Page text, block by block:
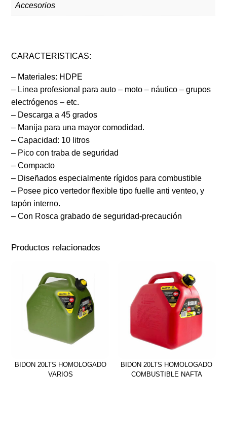
Accesorios
CARACTERISTICAS:
– Materiales: HDPE
– Linea profesional para auto – moto – náutico – grupos
electrógenos – etc.
– Descarga a 45 grados
– Manija para una mayor comodidad.
– Capacidad: 10 litros
– Pico con traba de seguridad
– Compacto
– Diseñados especialmente rígidos para combustible
– Posee pico vertedor flexible tipo fuelle anti venteo, y
tapón interno.
– Con Rosca grabado de seguridad-precaución
Productos relacionados
BIDON 20LTS HOMOLOGADO
VARIOS
BIDON 20LTS HOMOLOGADO
COMBUSTIBLE NAFTA